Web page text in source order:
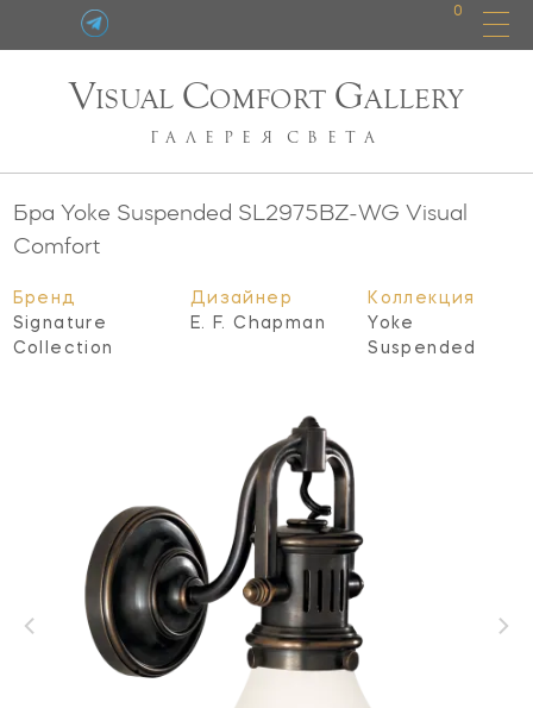
0
VISUAL COMFORT GALLERY
ГАЛЕРЕЯ СВЕТА
Бра Yoke Suspended SL2975BZ-WG Visual
Comfort
Бренд
Signature
Collection
Дизайнер
E. F. Chapman
Коллекция
Yoke
Suspended